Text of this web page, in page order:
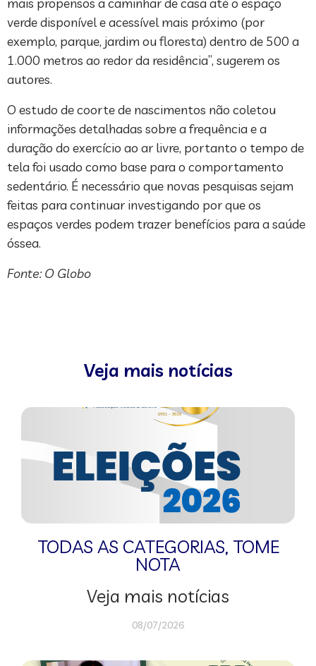
verde disponível e acessível mais próximo (por
exemplo, parque, jardim ou floresta) dentro de 500 a
1.000 metros ao redor da residência”, sugerem os
autores.
O estudo de coorte de nascimentos não coletou
informações detalhadas sobre a frequência e a
duração do exercício ao ar livre, portanto o tempo de
tela foi usado como base para o comportamento
sedentário. É necessário que novas pesquisas sejam
feitas para continuar investigando por que os
espaços verdes podem trazer benefícios para a saúde
óssea.
Fonte: O Globo
Veja mais notícias
TODAS AS CATEGORIAS, TOME
NOTA
Veja mais notícias
08/07/2026